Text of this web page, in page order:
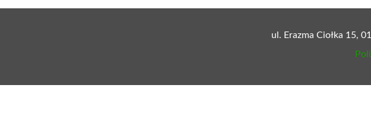
ul. Erazma Ciołka 15,